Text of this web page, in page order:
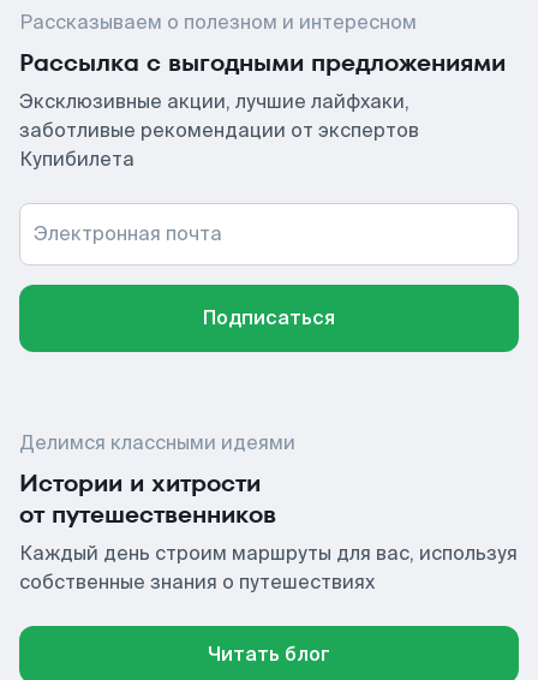
Рассказываем о полезном и интересном
Рассылка с выгодными предложениями
Эксклюзивные акции, лучшие лайфхаки,
заботливые рекомендации от экспертов
Купибилета
Электронная почта
Подписаться
Делимся классными идеями
Истории и хитрости
от путешественников
Каждый день строим маршруты для вас, используя
собственные знания о путешествиях
Читать блог